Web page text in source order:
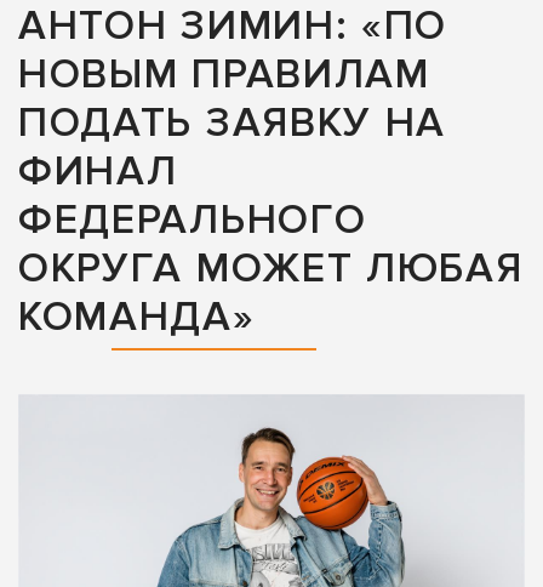
АНТОН ЗИМИН: «ПО
НОВЫМ ПРАВИЛАМ
ПОДАТЬ ЗАЯВКУ НА
ФИНАЛ
ФЕДЕРАЛЬНОГО
ОКРУГА МОЖЕТ ЛЮБАЯ
КОМАНДА»